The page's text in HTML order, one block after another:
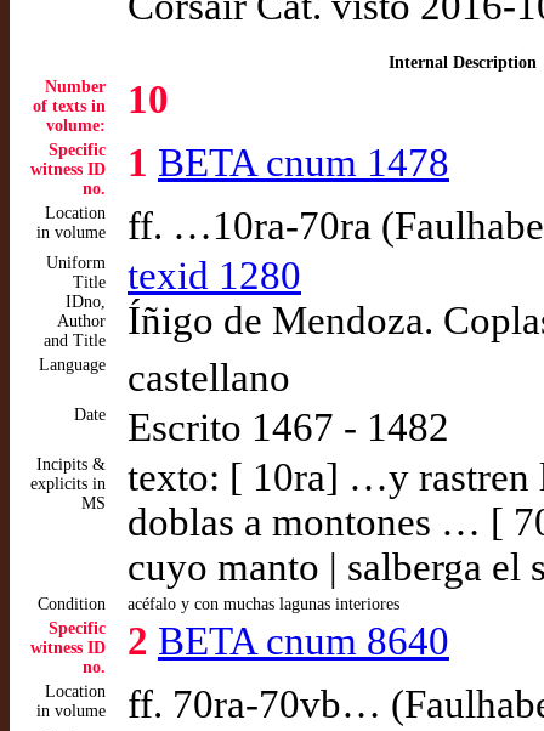
Internal Description
Number
of texts in
volume:
10
Specific
witness ID
no.
1 BETA cnum 1478
Location
in volume
ff. …10ra-70ra
Uniform
Title
IDno,
Author
and Title
texid 1280
Íñigo de Mendoza.
Language castellano
Date Escrito 1467 - 1482
Incipits &
explicits in
MS
texto: [ 10ra] …y rastren
doblas a montones … [
cuyo manto | salberga el
Condition
acéfalo y con muchas lagunas interiores
Specific
witness ID
no.
2 BETA cnum 8640
Location
in volume
ff. 70ra-70vb…